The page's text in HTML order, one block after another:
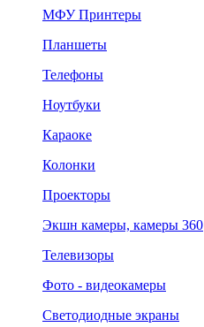
МФУ Принтеры
Планшеты
Телефоны
Ноутбуки
Караоке
Колонки
Проекторы
Экшн камеры, камеры 360
Телевизоры
Фото - видеокамеры
Светодиодные экраны